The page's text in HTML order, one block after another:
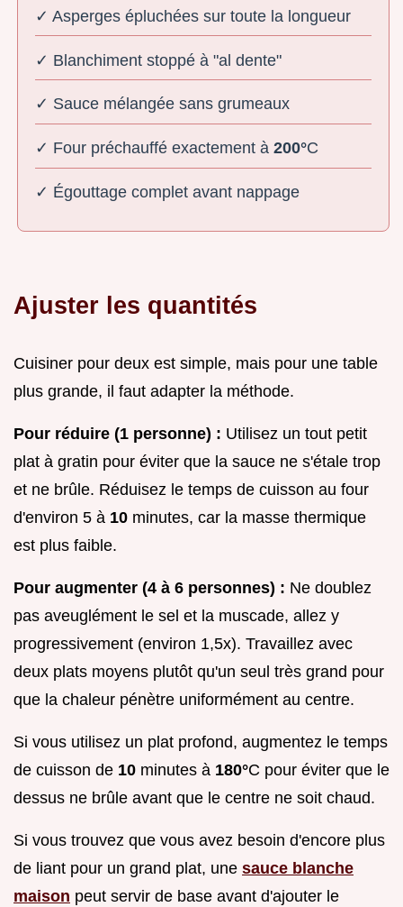
✓ Asperges épluchées sur toute la longueur
✓ Blanchiment stoppé à "al dente"
✓ Sauce mélangée sans grumeaux
✓ Four préchauffé exactement à200°C
✓ Égouttage complet avant nappage
Ajuster les quantités
Cuisiner pour deux est simple, mais pour une table
plus grande, il faut adapter la méthode.
Pour réduire (1 personne) : Utilisez un tout petit
plat à gratin pour éviter que la sauce ne s'étale trop
et ne brûle. Réduisez le temps de cuisson au four
d'environ 5 à 10 minutes, car la masse thermique
est plus faible.
Pour augmenter (4 à 6 personnes) : Ne doublez
pas aveuglément le sel et la muscade, allez y
progressivement (environ 1,5x). Travaillez avec
deux plats moyens plutôt qu'un seul très grand pour
que la chaleur pénètre uniformément au centre.
Si vous utilisez un plat profond, augmentez le temps
de cuisson de 10 minutes à 180°C pour éviter que le
dessus ne brûle avant que le centre ne soit chaud.
Si vous trouvez que vous avez besoin d'encore plus
de liant pour un grand plat, une sauce blanche
maison peut servir de base avant d'ajouter le